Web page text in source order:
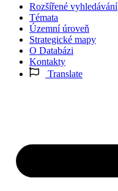
Rozšířené vyhledávání
Témata
Územní úroveň
Strategické mapy
O Databázi
Kontakty
Translate